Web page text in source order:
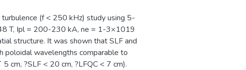
(f < 250 kHz) study using 5-
T, Ipl = 200-230 kA, ne = 1-3×1019
structure. It was shown that SLF and
poloidal wavelengths comparable to
cm, ?SLF < 20 cm, ?LFQC < 7 cm).